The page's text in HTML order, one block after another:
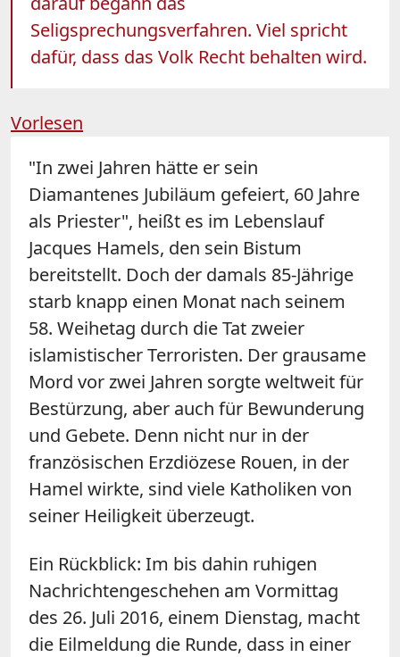
Seligsprechungsverfahren. Viel spricht
dafür, dass das Volk Recht behalten wird.
Vorlesen
"In zwei Jahren hätte er sein
Diamantenes Jubiläum gefeiert, 60 Jahre
als Priester", heißt es im Lebenslauf
Jacques Hamels, den sein Bistum
bereitstellt. Doch der damals 85-Jährige
starb knapp einen Monat nach seinem
58. Weihetag durch die Tat zweier
islamistischer Terroristen. Der grausame
Mord vor zwei Jahren sorgte weltweit für
Bestürzung, aber auch für Bewunderung
und Gebete. Denn nicht nur in der
französischen Erzdiözese Rouen, in der
Hamel wirkte, sind viele Katholiken von
seiner Heiligkeit überzeugt.
Ein Rückblick: Im bis dahin ruhigen
Nachrichtengeschehen am Vormittag
des 26. Juli 2016, einem Dienstag, macht
die Eilmeldung die Runde, dass in einer